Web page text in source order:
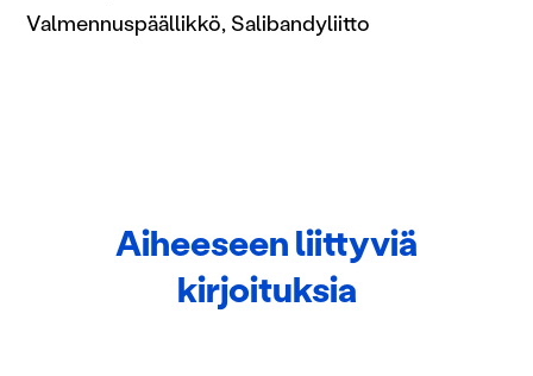
Valmennuspäällikkö, Salibandyliitto
Aiheeseen liittyviä
kirjoituksia